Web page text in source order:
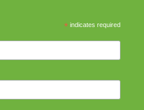
* indicates required